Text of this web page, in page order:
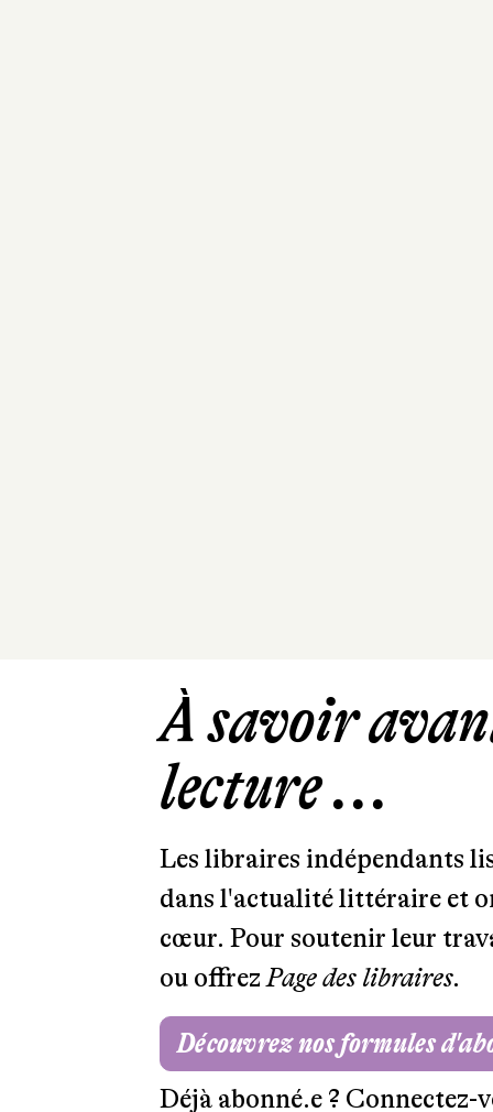
À savoir
lecture ...
Les libraires indépendants
dans l'actualité littéraire et
cœur. Pour soutenir leur
ou offrezPage des libraires.
Découvrez nos formules
Déjà abonné.e ? Connectez-